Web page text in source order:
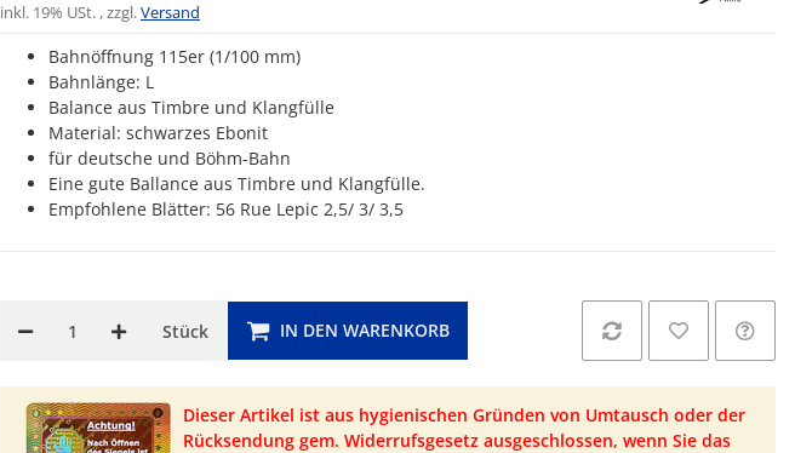
inkl. 19% USt. , zzgl.Versand
Bahnöffnung 115er (1/100 mm)
Bahnlänge: L
Balance aus Timbre und Klangfülle
Material: schwarzes Ebonit
für deutsche und Böhm-Bahn
Eine gute Ballance aus Timbre und Klangfülle.
Empfohlene Blätter: 56 Rue Lepic 2,5/ 3/ 3,5
Stück IN DEN WARENKORB
Dieser Artikel ist aus hygienischen Gründen von Umtausch oder der
Rücksendung gem. Widerrufsgesetz ausgeschlossen, wenn Sie das